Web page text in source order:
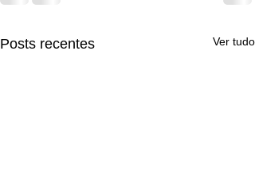
Posts recentes Ver tudo